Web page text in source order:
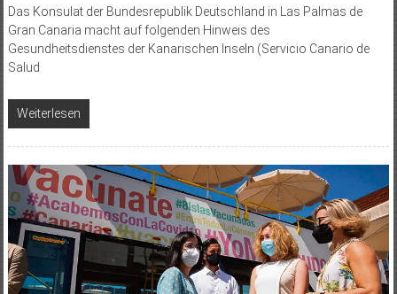
Das Konsulat der Bundesrepublik Deutschland in Las Palmas de
Gran Canaria macht auf folgenden Hinweis des
Gesundheitsdienstes der Kanarischen Inseln (Servicio Canario de
Salud
Weiterlesen